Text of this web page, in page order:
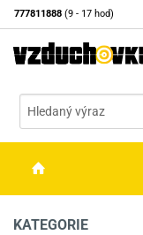
777811888 (9 - 17 hod)
KATEGORIE